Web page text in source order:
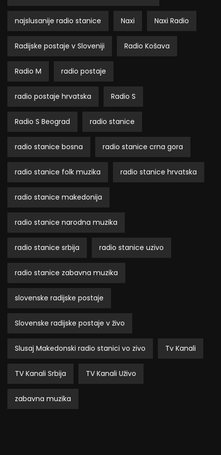
najslusanije radio stanice Naxi Naxi Radio
Radijske postaje v Sloveniji Radio Košava
Radio M radio postaje
radio postaje hrvatska Radio S
Radio S Beograd radio stanice
radio stanice bosna radio stanice crna gora
radio stanice folk muzika radio stanice hrvatska
radio stanice makedonija
radio stanice narodna muzika
radio stanice srbija radio stanice uzivo
radio stanice zabavna muzika
slovenske radijske postaje
Slovenske radijske postaje v živo
Slusaj Makedonski radio stanici vo zivo Tv Kanali
TV Kanali Srbija TV Kanali Uživo
zabavna muzika